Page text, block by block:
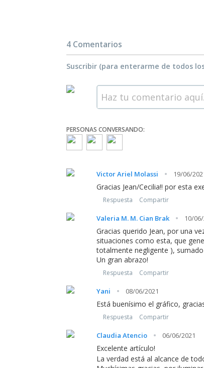
4 Comentarios
Suscribir (para enterarme de todos
Haz tu comentario
PERSONAS CONVERSANDO:
Victor Ariel Molassi · 19/06/
Gracias Jean/Cecilia!! por esta
Respuesta Compartir
Valeria M. M. Cian Brak · 10/
Gracias querido Jean, por una
situaciones como esta, que
totalmente negligente ),
Un gran abrazo!
Respuesta Compartir
Yani · 08/06/2021
Está buenísimo el gráfico,
Respuesta Compartir
Claudia Atencio · 06/06/2021
Excelente artículo!
La verdad está al alcance de